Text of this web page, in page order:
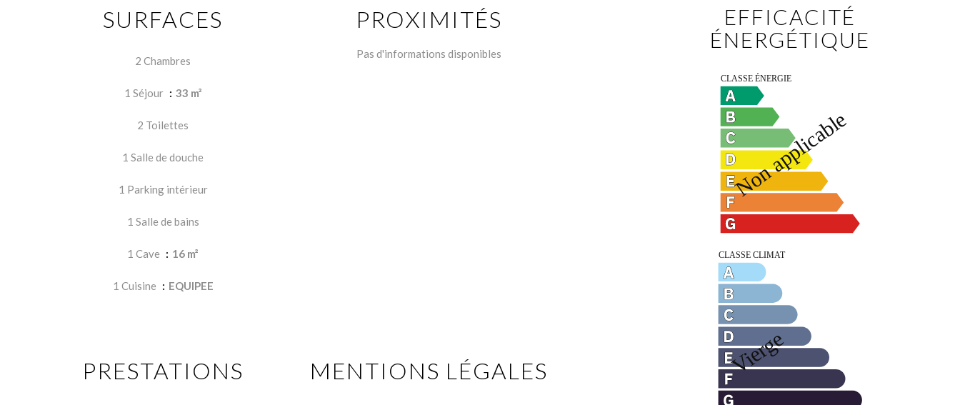
SURFACES
2 Chambres
1 Séjour 33 m²
2 Toilettes
1 Salle de douche
1 Parking intérieur
1 Salle de bains
1 Cave 16 m²
1 Cuisine EQUIPEE
PROXIMITÉS
Pas d'informations disponibles
PRESTATIONS MENTIONS LÉGALES
EFFICACITÉ
ÉNERGÉTIQUE